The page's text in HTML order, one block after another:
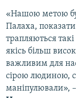
«Нашою метою
Палаха,
трапляються
якісь більш
важливим для
сірою людиною,
маніпулювали»,